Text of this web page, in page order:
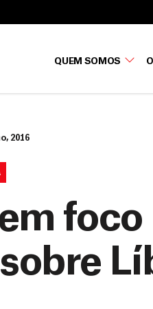
QUEM SOMOS
2016
foco |